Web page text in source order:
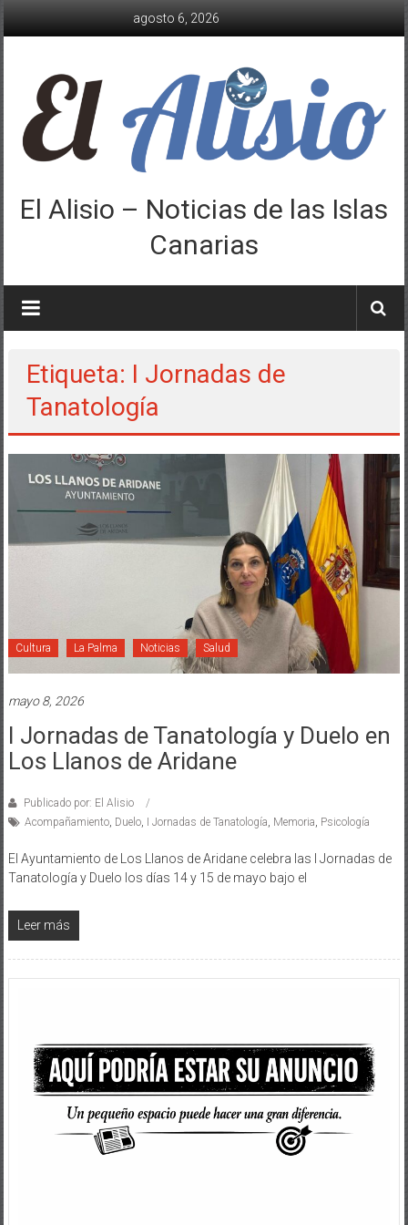
agosto 6, 2026
El Alisio – Noticias de las Islas
Canarias
Etiqueta: I Jornadas de
Tanatología
Cultura La Palma Noticias Salud
mayo 8, 2026
I Jornadas de Tanatología y Duelo en
Los Llanos de Aridane
Publicado por: El Alisio
Acompañamiento, Duelo, I Jornadas de Tanatología Memoria Psicología
El Ayuntamiento de Los Llanos de Aridane celebra las I Jornadas de
Tanatología y Duelo los días 14 y 15 de mayo bajo el
Leer más